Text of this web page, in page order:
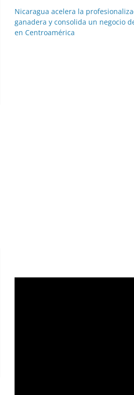
Nicaragua acelera la
ganadera y consolida un negocio
en Centroamérica